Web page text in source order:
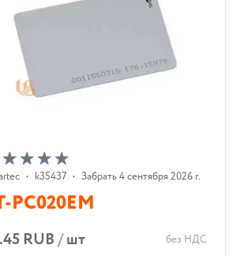
В корзину
• k35437 • Забрать 4 сентября 2026 г.
PC020EM
RUB/шт без НДС